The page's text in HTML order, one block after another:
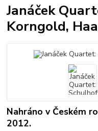
Janáček
Korngold,
Nahráno v Českém
2012.